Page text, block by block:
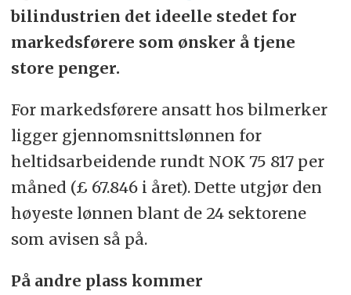
bilindustrien det ideelle stedet for
markedsførere som ønsker å tjene
store penger.
For markedsførere ansatt hos bilmerker
ligger gjennomsnittslønnen for
heltidsarbeidende rundt NOK 75 817 per
måned (£ 67.846 i året). Dette utgjør den
høyeste lønnen blant de 24 sektorene
som avisen så på.
På andre plass kommer